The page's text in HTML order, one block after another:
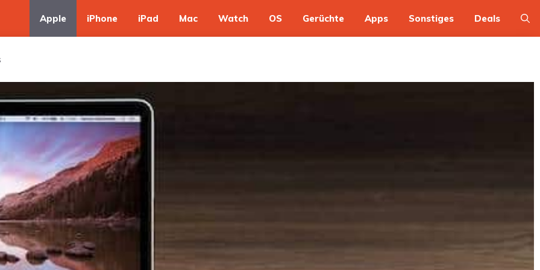
Apple iPhone iPad Mac Watch OS Gerüchte Apps Sonstiges Deals